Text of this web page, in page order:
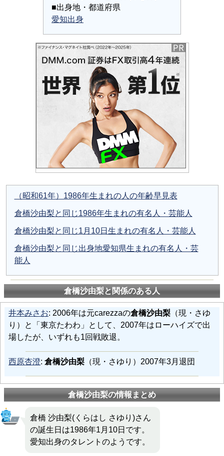
■出身地・都道府県
愛知出身
（昭和61年）1986年生まれの人の年齢早見表
倉橋沙由梨と同じ1986年生まれの有名人・芸能人
倉橋沙由梨と同じ1月10日生まれの有名人・芸能人
倉橋沙由梨と同じ出身地愛知県生まれの有名人・芸
能人
倉橋沙由梨と関係のある人
井本みさお: 2006年は元carezzaの倉橋沙由梨 （現・さゆ
り）と「東京たわわ」として、2007年はローハイズで出
場したが、いずれも1回戦敗退。
西原杏澄: 倉橋沙由梨 （現・さゆり）2007年3月退団
倉橋沙由梨の情報まとめ
倉橋 沙由梨(くらはし さゆり)さん
の誕生日は1986年1月10日です。
愛知出身のタレントのようです。